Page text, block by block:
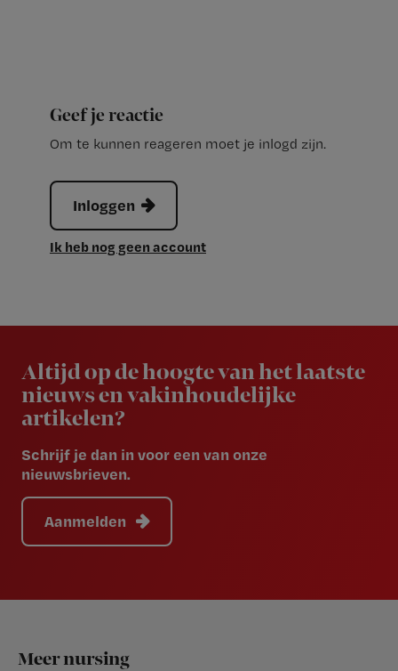
Geef je reactie
Om te kunnen reageren moet je inlogd zijn.
Inloggen
Ik heb nog geen account
Altijd op de hoogte van het laatste
nieuws en vakinhoudelijke
artikelen?
Schrijf je dan in voor een van onze
nieuwsbrieven.
Aanmelden
Footer
Meer nursing